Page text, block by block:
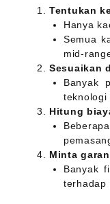
Tentukan
Hanya
Semua
mid-
Sesuaikan
Banyak
teknologi
Hitung
Minta
Banyak
terhadap